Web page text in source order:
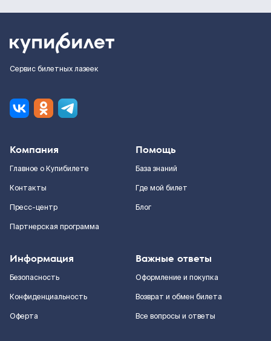
Сервис билетных лазеек
Компания
Главное о Купибилете
Контакты
Пресс-центр
Партнерская программа
Помощь
База знаний
Где мой билет
Блог
Информация
Безопасность
Конфиденциальность
Оферта
Важные ответы
Оформление и покупка
Возврат и обмен билета
Все вопросы и ответы